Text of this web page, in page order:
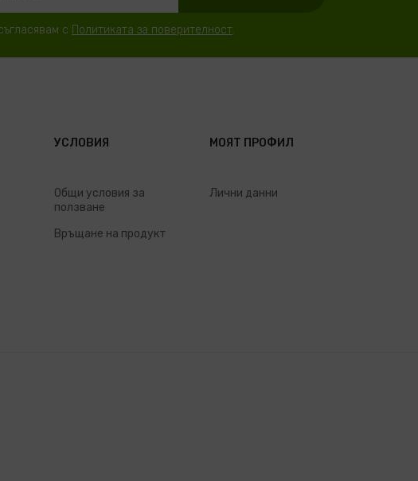
с Политиката за поверителност.
УСЛОВИЯ
Общи условия за
ползване
Връщане на продукт
МОЯТ ПРОФИЛ
Лични данни